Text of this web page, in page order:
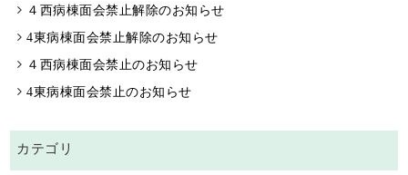
４西病棟面会禁止解除のお知らせ
4東病棟面会禁止解除のお知らせ
４西病棟面会禁止のお知らせ
4東病棟面会禁止のお知らせ
カテゴリ